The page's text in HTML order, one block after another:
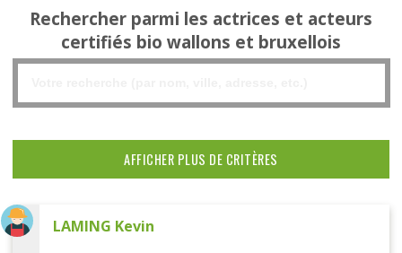
Rechercher parmi les actrices et acteurs
certifiés bio wallons et bruxellois
LAMING Kevin
AFFICHER PLUS DE CRITÈRES